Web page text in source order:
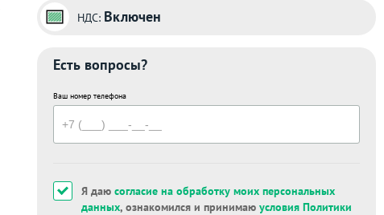
НДС: Включен
Есть вопросы?
Ваш номер телефона
Я даю согласие на обработку моих персональных
данных, ознакомился и принимаю условия Политики